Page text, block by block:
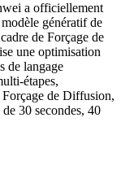
a officiellement
génératif de
de Forçage de
une optimisation
de langage
étapes,
Forçage de Diffusion,
30 secondes, 40